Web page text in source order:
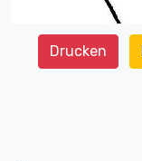
Drucken